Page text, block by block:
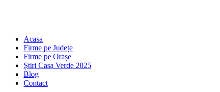
Acasa
Firme pe Județe
Firme pe Orașe
Știri Casa Verde 2025
Blog
Contact